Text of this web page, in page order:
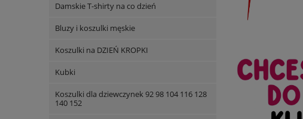
Damskie T-shirty na co dzień
Bluzy i koszulki męskie
Koszulki na DZIEŃ KROPKI
Kubki
Koszulki dla dziewczynek 92 98 104 116 128
140 152